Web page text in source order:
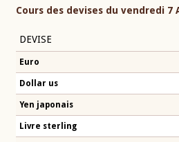
Cours des devises du vendredi 7
DEVISE
Euro
Dollar us
Yen japonais
Livre sterling